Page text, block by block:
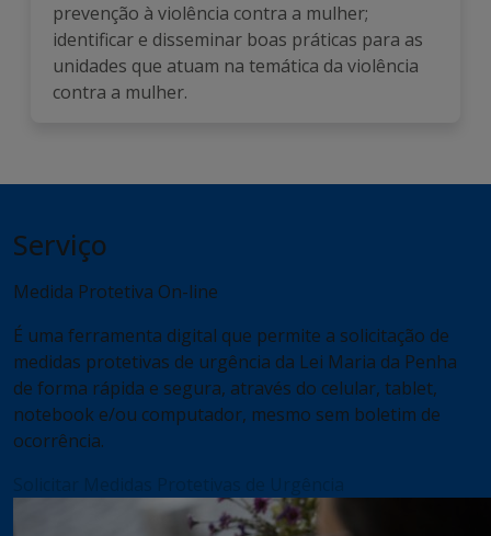
prevenção à violência contra a mulher;
identificar e disseminar boas práticas para as
unidades que atuam na temática da violência
contra a mulher.
Serviço
Medida Protetiva On-line
É uma ferramenta digital que permite a solicitação de
medidas protetivas de urgência da Lei Maria da Penha
de forma rápida e segura, através do celular, tablet,
notebook e/ou computador, mesmo sem boletim de
ocorrência.